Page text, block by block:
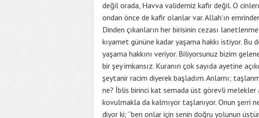
değil orada, Havva validemiz kafir değil. O
ondan önce de kafir olanlar var. Allah’ın
Dinden çıkanların her birisinin cezası
kıyamet gününe kadar yaşama hakkı istiyor.
yaşama hakkını veriyor. Biliyorsunuz bizim
bir şey imkansız. Kuranın çok sayıda ayetine
şeytanir racim diyerek başladım. Anlamı;
ne? İblis birinci kat semada üst görevli melekler
kovulmakla da kalmıyor taşlanıyor. Onun şerri
diyor ki; “ben onlar için senin doğru yolunun